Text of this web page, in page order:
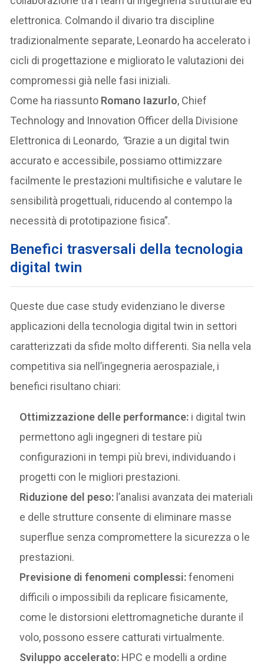
elettronica. Colmando il divario tra discipline
tradizionalmente separate, Leonardo ha accelerato i
cicli di progettazione e migliorato le valutazioni dei
compromessi già nelle fasi iniziali.
Come ha riassunto Romano Iazurlo, Chief
Technology and Innovation Officer della Divisione
Elettronica di Leonardo, “Grazie a un digital twin
accurato e accessibile, possiamo ottimizzare
facilmente le prestazioni multifisiche e valutare le
sensibilità progettuali, riducendo al contempo la
necessità di prototipazione fisica”.
Benefici trasversali della tecnologia
digital twin
Queste due case study evidenziano le diverse
applicazioni della tecnologia digital twin in settori
caratterizzati da sfide molto differenti. Sia nella vela
competitiva sia nell’ingegneria aerospaziale, i
benefici risultano chiari:
Ottimizzazione delle performance: i digital twin
permettono agli ingegneri di testare più
configurazioni in tempi più brevi, individuando i
progetti con le migliori prestazioni.
Riduzione del peso: l’analisi avanzata dei materiali
e delle strutture consente di eliminare masse
superflue senza compromettere la sicurezza o le
prestazioni.
Previsione di fenomeni complessi:fenomeni
difficili o impossibili da replicare fisicamente,
come le distorsioni elettromagnetiche durante il
volo, possono essere catturati virtualmente.
Sviluppo accelerato: HPC e modelli a ordine